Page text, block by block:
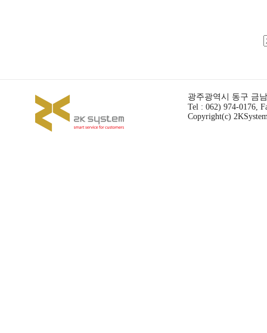
광주광역시 동구 금
Tel : 062) 974-0176,
Copyright(c)